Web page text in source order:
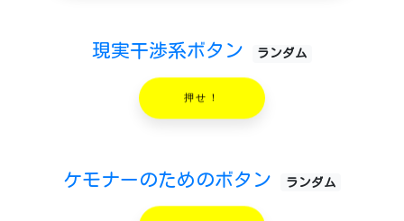
現実干渉系ボタン ランダム
押せ！
ケモナーのためのボタン ランダム